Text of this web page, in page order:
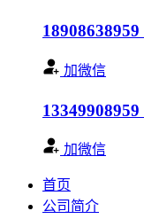
18908638959
加微信
13349908959
加微信
首页
公司简介